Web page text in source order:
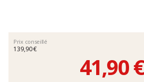
Prix conseillé
139,90 €
41,90 €